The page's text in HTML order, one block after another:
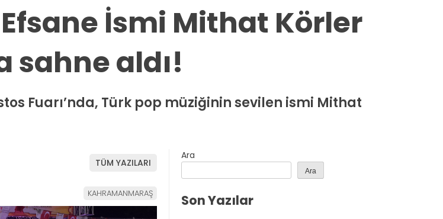
İsmi Mithat Körler
sahne aldı!
Fuarı’nda, Türk pop müziğinin sevilen ismi Mithat
TÜM YAZILARI
KAHRAMANMARAŞ
Ara
Ara
Son Yazılar